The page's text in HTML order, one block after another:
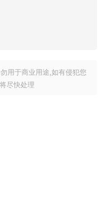
用于商业用途,如有侵犯您
尽快处理